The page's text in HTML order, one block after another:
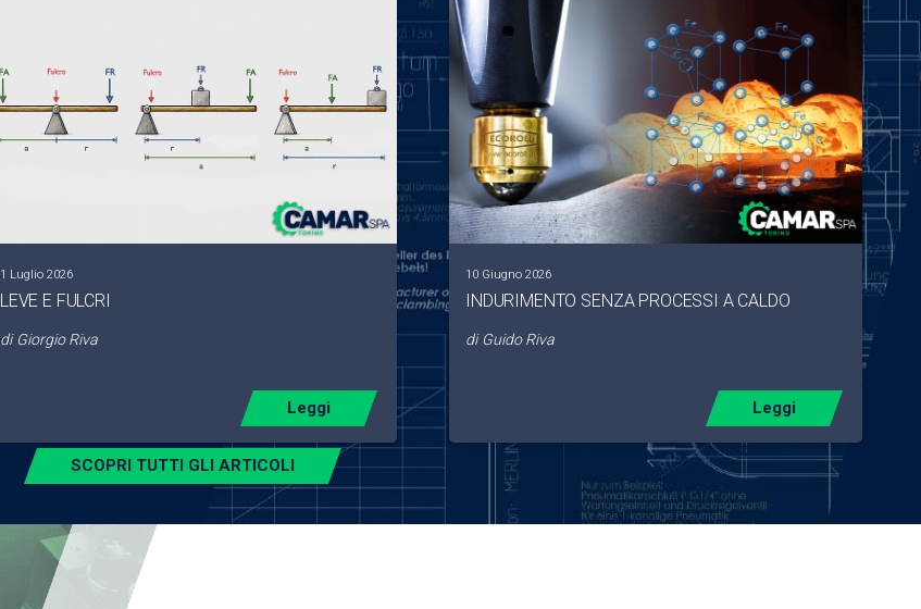
1 Luglio 2026
LEVE E FULCRI
di Giorgio Riva
Leggi
10 Giugno 2026
INDURIMENTO SENZA PROCESSI A CALDO
di Guido Riva
Leggi
SCOPRI TUTTI GLI ARTICOLI